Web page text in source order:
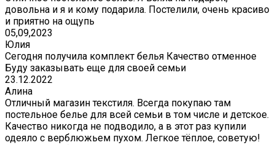
довольна и я и кому подарила. Постелили, очень красиво
и приятно на ощупь
05,09,2023
Юлия
Сегодня получила комплект белья Качество отменное
Буду заказывать еще для своей семьи
23.12.2022
Алина
Отличный магазин текстиля. Всегда покупаю там
постельное белье для всей семьи в том числе и детское.
Качество никогда не подводило, а в этот раз купили
одеяло с верблюжьем пухом. Легкое тёплое, советую!